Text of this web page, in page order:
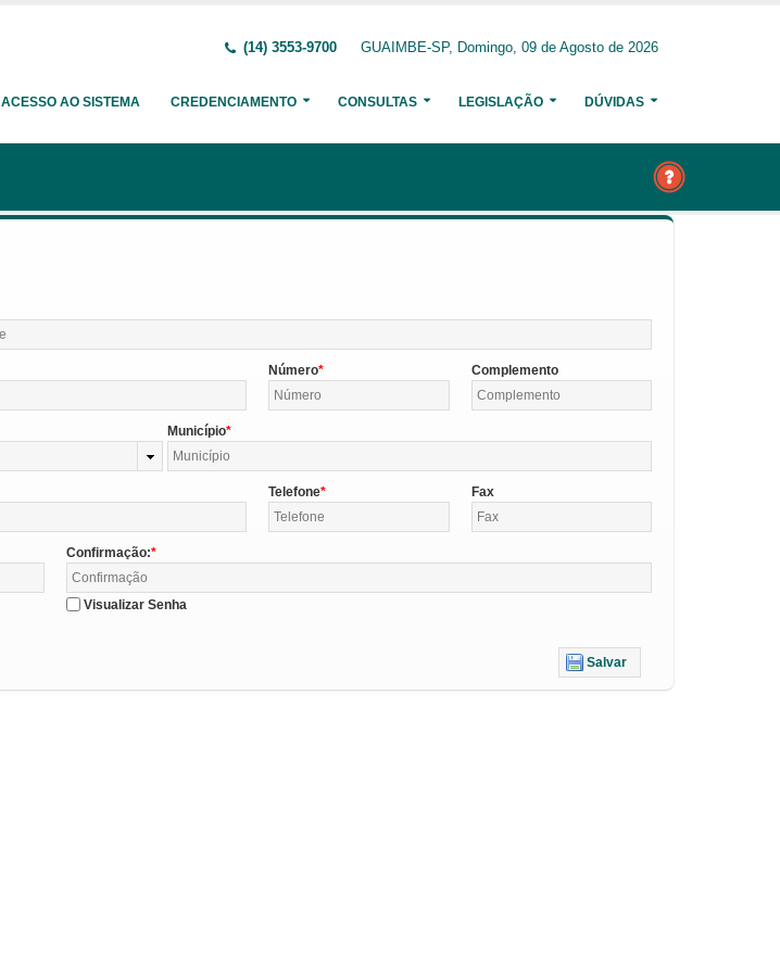
(14) 3553-9700 GUAIMBE-SP, Domingo, 09 de Agosto de 2026
ACESSO AO SISTEMA CREDENCIAMENTO CONSULTAS LEGISLAÇÃO DÚVIDAS
Número Complemento
Município
Telefone Fax
Confirmação:
Visualizar Senha
Salvar